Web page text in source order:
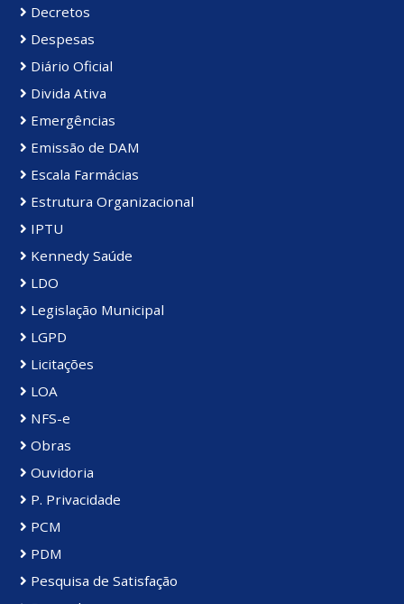
Decretos
Despesas
Diário Oficial
Divida Ativa
Emergências
Emissão de DAM
Escala Farmácias
Estrutura Organizacional
IPTU
Kennedy Saúde
LDO
Legislação Municipal
LGPD
Licitações
LOA
NFS-e
Obras
Ouvidoria
P. Privacidade
PCM
PDM
Pesquisa de Satisfação